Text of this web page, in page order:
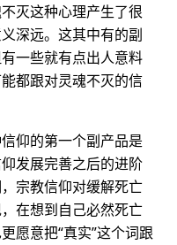
灭这种心理产生了很
深远。这其中有的副
一些就有点出人意料
都跟对灵魂不灭的信
仰的第一个副产品是
发展完善之后的进阶
宗教信仰对缓解死亡
在想到自己必然死亡
愿意把“真实”这个词跟